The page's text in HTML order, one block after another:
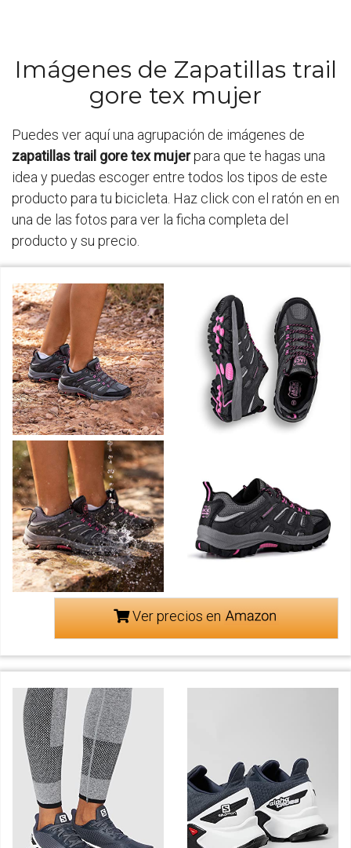
Imágenes de Zapatillas trail
gore tex mujer
Puedes ver aquí una agrupación de imágenes de
zapatillas trail gore tex mujerpara que te hagas una
idea y puedas escoger entre todos los tipos de este
producto para tu bicicleta. Haz click con el ratón en en
una de las fotos para ver la ficha completa del
producto y su precio.
Ver precios en